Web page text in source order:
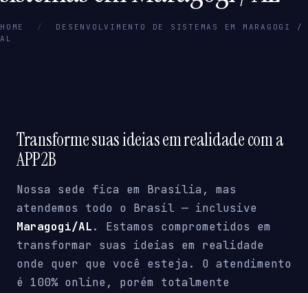
HOME /
DESENVOLVIMENTO DE SISTEMAS EM MARAGOGI /
AL
Transforme suas ideias em realidade com a
APP2B
Nossa sede fica em Brasília, mas
atendemos todo o Brasil — inclusive
Maragogi/AL. Estamos comprometidos em
transformar suas ideias em realidade
onde quer que você esteja. O atendimento
é 100% online, porém totalmente